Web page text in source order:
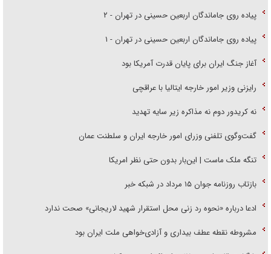
پیاده روی جاماندگان اربعین حسینی در تهران - ۲
پیاده روی جاماندگان اربعین حسینی در تهران - ۱
آغاز جنگ ایران برای پایان قدرت آمریکا بود
رایزنی وزیر امور خارجه ایتالیا با عراقچی
نه کریدور دوم نه مذاکره زیر سایه تهدید
گفت‌وگوی تلفنی وزرای امور خارجه ایران و سلطنت عمان
تنگه ملک ماست | این‌بار بدون حتی نظر امریکا
بازتاب روزنامه جوان ۱۵ مرداد در شبکه خبر
ادعا درباره «نحوه رد زنی محل استقرار شهید لاریجانی» صحت ندارد
مشروطه نقطه عطف بیداری و آزادی‌خواهی ملت ایران بود